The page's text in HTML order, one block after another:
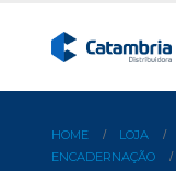
HOME LOJA
ENCADERNAÇÃO